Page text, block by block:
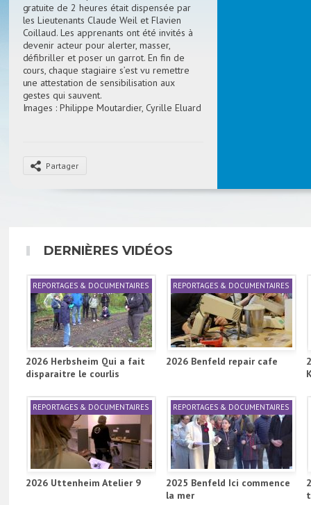
gratuite de 2 heures était dispensée par
les Lieutenants Claude Weil et Flavien
Coillaud. Les apprenants ont été invités à
devenir acteur pour alerter, masser,
défibriller et poser un garrot. En fin de
cours, chaque stagiaire s’est vu remettre
une attestation de sensibilisation aux
gestes qui sauvent.
Images : Philippe Moutardier, Cyrille Eluard
Partager
DERNIÈRES VIDÉOS
REPORTAGES & DOCUMENTAIRES
2026 Herbsheim Qui a fait
disparaitre le courlis
REPORTAGES & DOCUMENTAIRES
2026 Benfeld repair cafe
REPORTAGES & DOCUMENTAIRES
2026 Uttenheim Atelier 9
REPORTAGES & DOCUMENTAIRES
2025 Benfeld Ici commence
la mer